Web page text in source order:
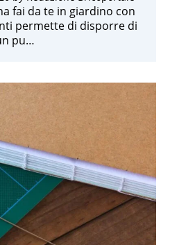
fai da te in giardino con
permette di disporre di
pu…